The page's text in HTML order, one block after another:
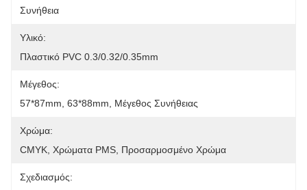
Συνήθεια
Υλικό:
Πλαστικό PVC 0.3/0.32/0.35mm
Μέγεθος:
57*87mm, 63*88mm, Μέγεθος Συνήθειας
Χρώμα:
CMYK, Χρώματα PMS, Προσαρμοσμένο Χρώμα
Σχεδιασμός: